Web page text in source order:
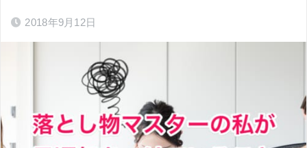
2018年9月12日